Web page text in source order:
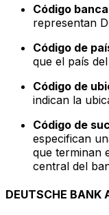
Código
representan
Código de
que el país
Código de
indican la
Código de
especifican
que terminan
central del
DEUTSCHE BANK